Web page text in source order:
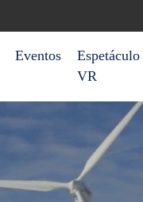
Eventos
Espetáculo
VR